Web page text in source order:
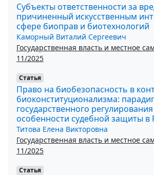
Субъекты ответственности за
причиненный искусственным
сфере биоправ и биотехнологий
Каморный Виталий Сергеевич
Государственная власть и местное
11/2025
Статья
Право на биобезопасность в
биоконституционализма:
государственного
особенности судебной защиты в
Титова Елена Викторовна
Государственная власть и местное
11/2025
Статья